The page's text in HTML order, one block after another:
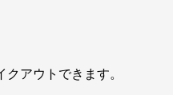
アウトできます。